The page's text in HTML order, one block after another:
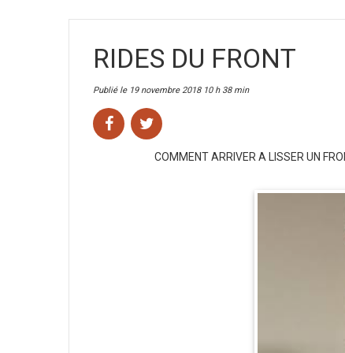
RIDES DU FRONT
Publié le 19 novembre 2018 10 h 38 min
COMMENT ARRIVER A LISSER UN